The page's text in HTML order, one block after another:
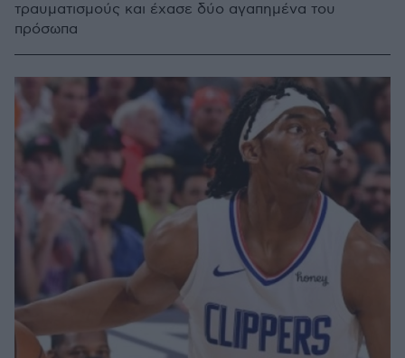
τραυματισμούς και έχασε δύο αγαπημένα του
πρόσωπα